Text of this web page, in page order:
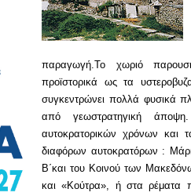
παραγωγή.Το χωριό
προϊστορικά ως τα
συγκεντρώνει πολλά φυσικά
από γεωστρατηγική
αυτοκρατορικών χρόνων και
διαφόρων αυτοκρατόρων :
Β΄και του Κοινού των
και «Κούτρα», ή στα ρέματα